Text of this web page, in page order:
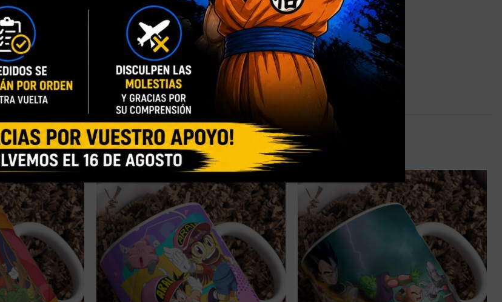
Blister Personalizado Caja con Ventana Personalizada,Caja
Normal sin Ventana
Blanca Triple AAA,Taza Mágica Negro Mate